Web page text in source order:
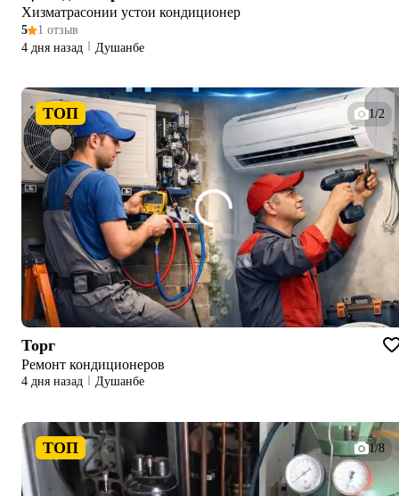
Хизматрасонии устои кондиционер
5
1 отзыв
4 дня назад
Душанбе
ТОП 1/2
Торг
Ремонт кондиционеров
4 дня назад Душанбе
ТОП 1/8